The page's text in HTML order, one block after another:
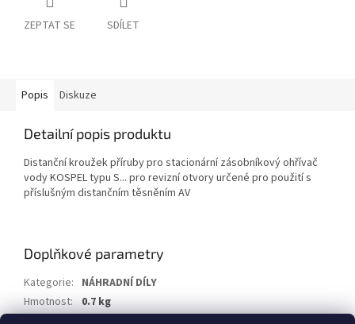
ZEPTAT SE SDÍLET
Popis Diskuze
Detailní popis produktu
Distanční kroužek příruby pro stacionární zásobníkový ohřívač
vody KOSPEL typu S... pro revizní otvory určené pro použití s
příslušným distančním těsněním AV
Doplňkové parametry
Kategorie: NÁHRADNÍ DÍLY
Hmotnost:
0.7 kg